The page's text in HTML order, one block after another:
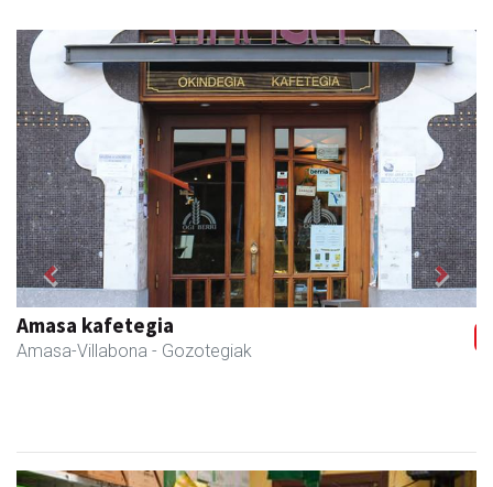
Sahatsa belar-denda eta dietetika zentrua
Amasa-Villabona - Belar-denda
Previous Next